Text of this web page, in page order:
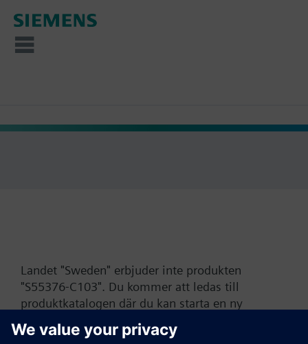
Landet "Sweden" erbjuder inte produkten
"S55376-C103". Du kommer att ledas till
produktkatalogen där du kan starta en ny
sökning eller bläddra igenom Siemens stora
produktutbud.